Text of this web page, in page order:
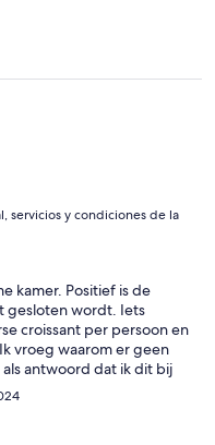
servicios y condiciones de la
kamer. Positief is de
gesloten wordt. Iets
croissant per persoon en
vroeg waarom er geen
antwoord dat ik dit bij
wie weet nu op
ontbijt?